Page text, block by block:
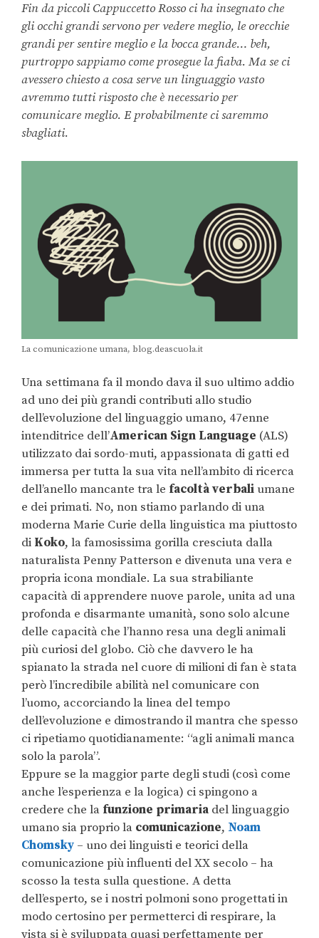
Fin da piccoli Cappuccetto Rosso ci ha insegnato che
gli occhi grandi servono per vedere meglio, le orecchie
grandi per sentire meglio e la bocca grande… beh,
purtroppo sappiamo come prosegue la fiaba. Ma se ci
avessero chiesto a cosa serve un linguaggio vasto
avremmo tutti risposto che è necessario per
comunicare meglio. E probabilmente ci saremmo
sbagliati.
La comunicazione umana, blog.deascuola.it
Una settimana fa il mondo dava il suo ultimo addio
ad uno dei più grandi contributi allo studio
dell’evoluzione del linguaggio umano, 47enne
intenditrice dell’American Sign Language (ALS)
utilizzato dai sordo-muti, appassionata di gatti ed
immersa per tutta la sua vita nell’ambito di ricerca
dell’anello mancante tra le facoltà verbali umane
e dei primati. No, non stiamo parlando di una
moderna Marie Curie della linguistica ma piuttosto
di Koko, la famosissima gorilla cresciuta dalla
naturalista Penny Patterson e divenuta una vera e
propria icona mondiale. La sua strabiliante
capacità di apprendere nuove parole, unita ad una
profonda e disarmante umanità, sono solo alcune
delle capacità che l’hanno resa una degli animali
più curiosi del globo. Ciò che davvero le ha
spianato la strada nel cuore di milioni di fan è stata
però l’incredibile abilità nel comunicare con
l’uomo, accorciando la linea del tempo
dell’evoluzione e dimostrando il mantra che spesso
ci ripetiamo quotidianamente: “agli animali manca
solo la parola”.
Eppure se la maggior parte degli studi (così come
anche l’esperienza e la logica) ci spingono a
credere che la funzione primaria del linguaggio
umano sia proprio la comunicazione, Noam
Chomsky – uno dei linguisti e teorici della
comunicazione più influenti del XX secolo – ha
scosso la testa sulla questione. A detta
dell’esperto, se i nostri polmoni sono progettati in
modo certosino per permetterci di respirare, la
vista si è sviluppata quasi perfettamente per